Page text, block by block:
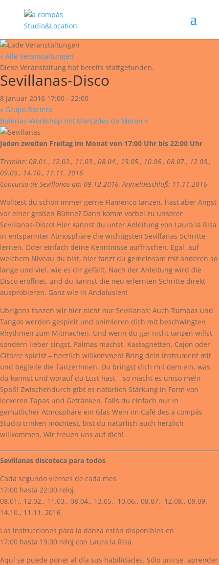
« Alle Veranstaltungen
Diese Veranstaltung hat bereits stattgefunden.
Sevillanas-Disco
8 Januar 2016 17:00 - 22:00
« Grupo Rociero
Bulerías-Workshop mit Mercedes de Moron »
Jeden zweiten Freitag im Monat von 17:00 Uhr bis 22:00 Uhr
Termine: 08.01., 12.02., 11.03., 08.04., 13.05., 10.06., 08.07., 12.08.,
09.09., 14.10., 11.11. 2016
Concurso de Sevillanas am 09.12.2016, Anmeldeschluß: 11.11.2016
Wolltest du schon immer gerne Flamenco tanzen, hast aber Angst
vor einer großen Bühne? Dann komm vorbei zu unserer
Sevillanas-Disco! Hier kannst du unter Anleitung von Laura la Risa
in entspannter Atmosphäre die wichtigsten Sevillanas-Schritte
lernen. Oder einfach deine Kenntnisse auffrischen. Egal, auf
welchem Niveau du bist, hier tanzt du gemeinsam mit anderen so
lange und viel, wie es dir gefällt. Nach der Anleitung wird die
Disco eröffnet, und du kannst die neu erlernten Schritte direkt
ausprobieren. Ganz wie in Andalusien!
Übrigens tanzen wir hier nicht nur Sevillanas: Auch Rumbas und
Tangos werden gespielt und animieren dich mit beschwingten
Rhythmen zum Mitmachen. Und wenn du gar nicht tanzen willst,
sondern lieber singst, Palmas machst, Kastagnetten, Cajon oder
Gitarre spielst – herzlich willkommen! Bring dein Instrument mit
und begleite die TänzerInnen. Du bringst dich mit dem ein, was
du kannst und worauf du Lust hast – so macht es umso mehr
Spaß! Zwischendurch gibt es natürlich Stärkung in Form von
leckeren Tapas und Getränken. Falls du einfach nur in
gemütlicher Atmosphäre ein Glas Wein im Café des a compás
Studio trinken möchtest, bist du natürlich auch herzlich
willkommen. Wir freuen uns auf dich!
Sevillanas discoteca para todos
Cada segundo viernes de cada mes
17:00 hasta 22:00 reloj.
08.01., 12.02., 11.03., 08.04., 13.05., 10.06., 08.07., 12.08., 09.09.,
14.10., 11.11. 2016
Las instrucciones para la danza están disponibles en
17:00 hasta 19:00 reloj con Laura la Risa.
Aquí se puede poner al día sus habilidades. Sólo unirse. aprender